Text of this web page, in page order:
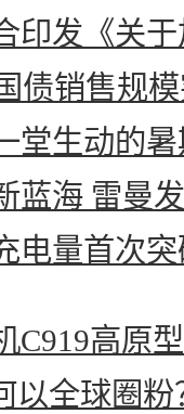
印发《关
债销售规
堂生动的
蓝海 雷曼
电量首次
C919高原
以全球圈粉